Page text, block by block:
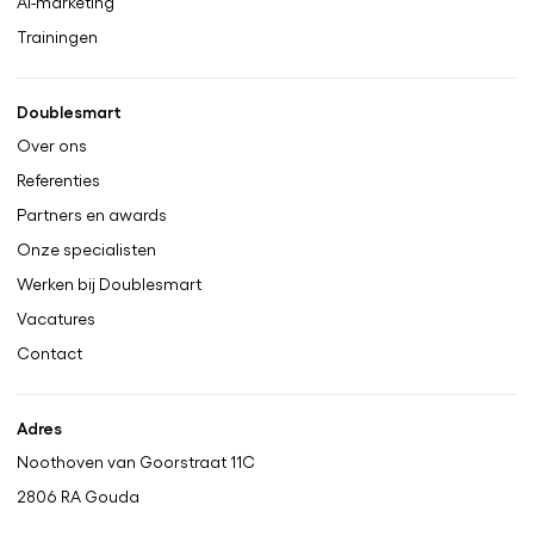
Trainingen
Doublesmart
Over ons
Referenties
Partners en awards
Onze specialisten
Werken bij Doublesmart
Vacatures
Contact
Adres
Noothoven van Goorstraat 11C
2806 RA Gouda